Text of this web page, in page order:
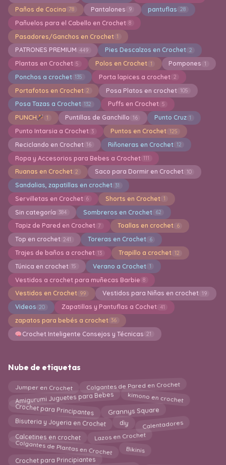
Paños de Cocina 78 Pantalones 9 pantuflas 28
Pañuelos para el Cabello en Crochet 8
Pasadores/Ganchos en Crochet 1
PATRONES PREMIUM 449 Pies Descalzos en Crochet 2
Plantas en Crochet 5 Polos en Crochet 1 Pompones 1
Ponchos a crochet 135 Porta lapices a crochet 2
Portafotos en Crochet 2 Posa Platos en crochet 105
Posa Tazas a Crochet 132 Puffs en Crochet 5
PUNCH 1 Puntillas de Ganchillo 16 Punto Cruz 1
Punto Intarsia a Crochet 3 Puntos en Crochet 125
Reciclando en Crochet 16 Riñoneras en Crochet 12
Ropa y Accesorios para Bebes a Crochet 111
Ruanas en Crochet 2 Saco para Dormir en Crochet 10
Sandalias, zapatillas en crochet 31
Servilletas en Crochet 6 Shorts en Crochet 1
Sin categoría 384 Sombreros en Crochet 62
Tapiz de Pared en Crochet 7 Toallas en crochet 6
Top en crochet 241 Toreras en Crochet 6
Trajes de baños a crochet 13 Trapillo a crochet 12
Túnica en crochet 15 Verano a Crochet 1
Vestidos a crochet para muñecas Barbie 8
Vestidos en Crochet 99 Vestidos para Niñas en crochet 19
Videos 20 Zapatillas y Pantuflas a Cochet 41
zapatos para bebés a crochet 36
Crochet Inteligente Consejos y Técnicas 21
Nube de etiquetas
Jumper en Crochet Colgantes de Pared en Crochet
Amigurumi Juguetes para Bebes kimono en crochet
Crochet para Principantes Grannys Square
Bisuteria y Joyeria en Crochet diy Calentadores
Calcetines en crochet Lazos en Crochet
Colgantes de Plantas en Crochet Bikinis
Crochet para Principiantes